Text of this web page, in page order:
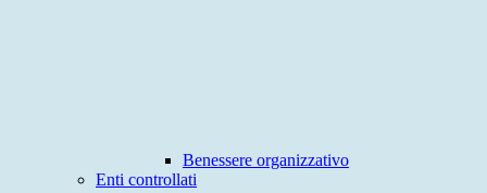
Benessere organizzativo
Enti controllati